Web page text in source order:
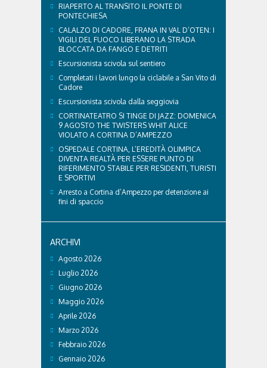
RIAPERTO AL TRANSITO IL PONTE DI
PONTECHIESA
CALALZO DI CADORE, FRANA IN VAL D’OTEN: I
VIGILI DEL FUOCO LIBERANO LA STRADA
BLOCCATA DA FANGO E DETRITI
Escursionista scivola sul sentiero
Completati i lavori lungo la ciclabile a San Vito di
Cadore
Escursionista scivola dalla seggiovia
CORTINATEATRO SI TINGE DI JAZZ: DOMENICA
9 AGOSTO THE TWISTERS WHIT ALICE
VIOLATO A CORTINA D’AMPEZZO
OSPEDALE CORTINA, L’EREDITÀ OLIMPICA
DIVENTA REALTÀ PER ESSERE PUNTO DI
RIFERIMENTO STABILE PER RESIDENTI, TURISTI
E SPORTIVI
Arresto a Cortina d’Ampezzo per detenzione ai
fini di spaccio
ARCHIVI
Agosto 2026
Luglio 2026
Giugno 2026
Maggio 2026
Aprile 2026
Marzo 2026
Febbraio 2026
Gennaio 2026